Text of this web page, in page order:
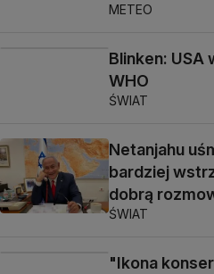
METEO
Blinken: USA
WHO
ŚWIAT
Netanjahu
bardziej
dobrą
ŚWIAT
"Ikona